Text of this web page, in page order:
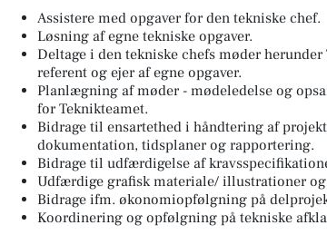
Assistere med opgaver for den tekniske chef.
Løsning af egne tekniske opgaver.
Deltage i den tekniske chefs møder
referent og ejer af egne opgaver.
Planlægning af møder - mødeledelse og
for Teknikteamet.
Bidrage til ensartethed i håndtering af
dokumentation, tidsplaner og rapportering.
Bidrage til udfærdigelse af
Udfærdige grafisk materiale/ illustrationer
Bidrage ifm. økonomiopfølgning på
Koordinering og opfølgning på tekniske